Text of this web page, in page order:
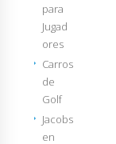
para
Jugad
ores
Carros
de
Golf
Jacobs
en